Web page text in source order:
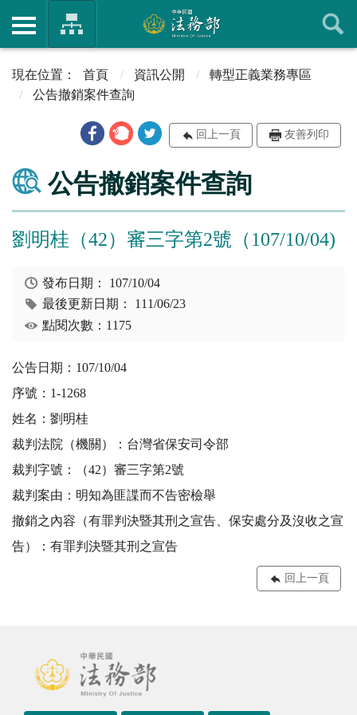
首頁 資訊公開
轉型正義業務專區
公告撤銷案件查詢
回上一頁 友善列印
公告撤銷案件查詢
劉明桂（42）審三字第2號（107/10/04)
發布日期： 107/10/04
最後更新日期： 111/06/23
點閱次數：1175
公告日期：107/10/04
序號：1-1268
姓名：劉明桂
裁判法院（機關）：台灣省保安司令部
裁判字號：（42）審三字第2號
裁判案由：明知為匪諜而不告密檢舉
撤銷之內容（有罪判決暨其刑之宣告、保安處分及沒收之宣
告）：有罪判決暨其刑之宣告
回上一頁